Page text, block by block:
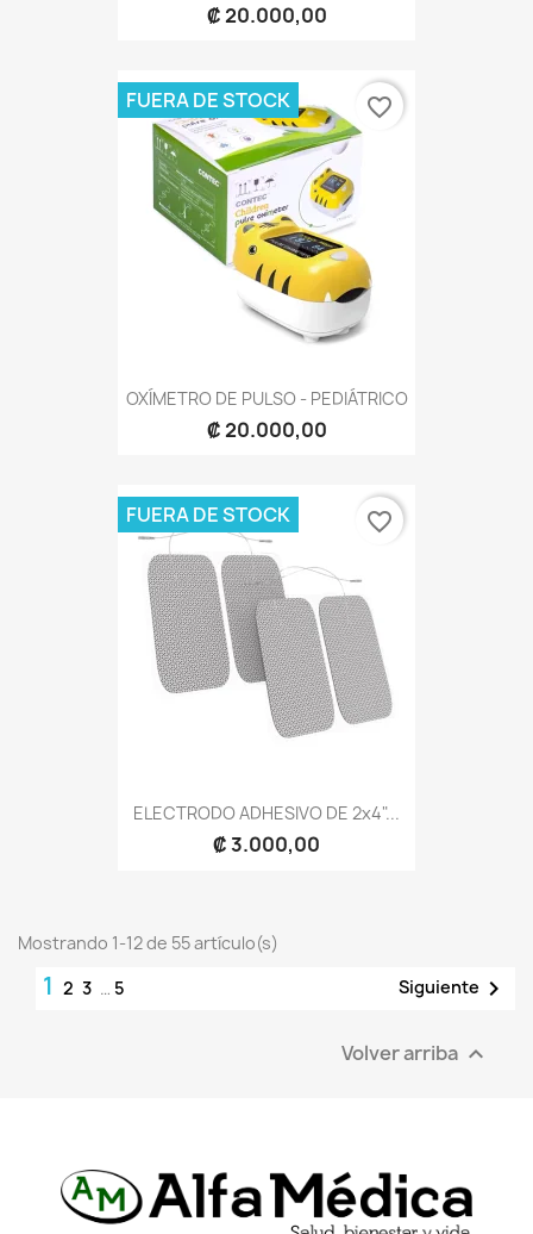
₡ 20.000,00
OXÍMETRO DE PULSO - PEDIÁTRICO
₡ 20.000,00
FUERA DE STOCK favorite_border
ELECTRODO ADHESIVO DE 2x4"...
₡ 3.000,00
FUERA DE STOCK favorite_border
Mostrando 1-12 de 55 artículo(s)
1 2 3 … 5 Siguiente 
Volver arriba 